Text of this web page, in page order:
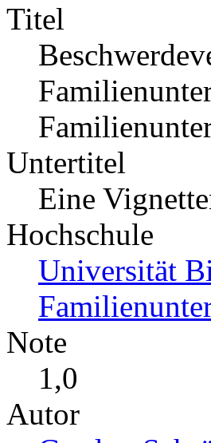
Titel
Untertitel
Eine
Hochschule
Universität
Note
1,0
Autor